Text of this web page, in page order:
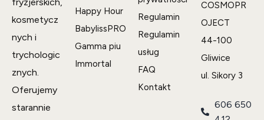
fryzjerskich,
kosmetycz
nych i
trychologic
znych.
Oferujemy
starannie
Happy Hour
BabylissPRO
Gamma piu
Immortal
Regulamin
Regulamin
usług
FAQ
Kontakt
COSMOPR
OJECT
44-100
Gliwice
ul. Sikory 3
606 650